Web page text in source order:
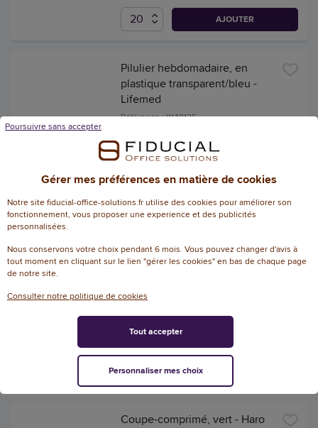
AJOUTER
Pilulier hebdomadaire, en
plastique transparent/bleu -
Lifemed
Référence : W48125
1,78 € HT
(2,14 € TTC)
DISPONIBLE, EXPÉDIÉ SOUS 2 À 5 JOURS.
AJOUTER
Pince, longueur: 100 mm,
pointe droite - Cederroth
Coupe-comprimé, vert - Haro
Gérer mes préférences en matière de cookies
Notre site fiducial-office-solutions.fr utilise des cookies pour améliorer son
fonctionnement, vous proposer une experience et des publicités
personnalisées.
Nous conservons votre choix pendant 6 mois. Vous pouvez changer d'avis à
tout moment en cliquant sur le lien "gérer les cookies" en bas de chaque page
de notre site.
Consulter notre politique de cookies
Poursuivre sans accepter
Personnaliser mes choix
Tout accepter